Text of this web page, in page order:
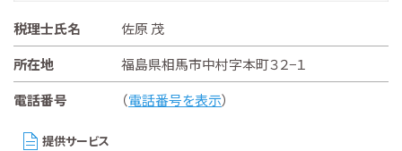
税理士氏名
佐原 茂
所在地
福島県相馬市中村字本町３２−１
電話番号
（電話番号を表示）
提供サービス